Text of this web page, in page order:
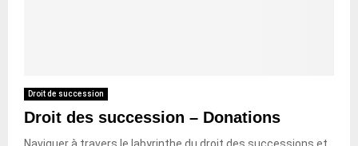
Droit de succession
Droit des succession – Donations